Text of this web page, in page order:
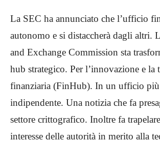
La SEC ha annunciato che l’ufficio
autonomo e si distaccherà dagli altri.
and Exchange Commission sta
hub strategico. Per l’innovazione e la
finanziaria (FinHub). In un ufficio più
indipendente. Una notizia che fa
settore crittografico. Inoltre fa
interesse delle autorità in merito alla